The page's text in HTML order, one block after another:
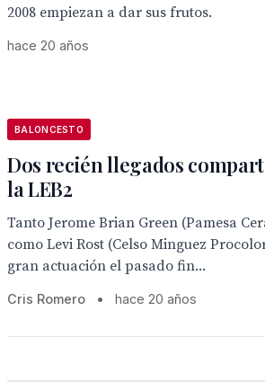
2008 empiezan a dar sus frutos.
hace 20 años
BALONCESTO
Dos recién llegados
la LEB2
Tanto Jerome Brian Green (Pamesa
como Levi Rost (Celso Minguez
gran actuación el pasado fin...
Cris Romero • hace 20 años